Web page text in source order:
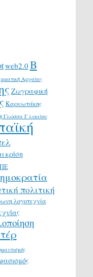
web2.0 Β
Αρχαίας
Ζωγραφική
Καρυωτάκης
Γλώσσα Γ λυκείου
κρίση
πολιτική
λογοτεχνία